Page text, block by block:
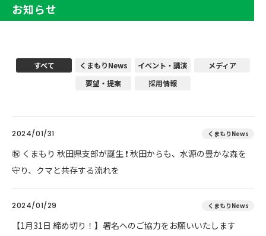
お知らせ
すべて くまもりNews イベント・講演
メディア
要望・提案
採用情報
2024/01/31 くまもりNews
㊗ くまもり 秋田県支部が誕生 ❗ 秋田からも、水源の豊かな森を
守り、クマと共存する流れを
2024/01/29 くまもりNews
【1月31日 締め切り！】署名へのご協力をお願いいたします